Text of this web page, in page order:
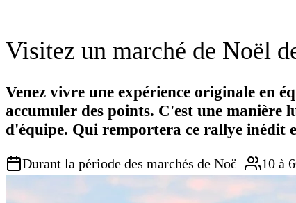
Visitez un marché de Noël
Venez vivre une expérience originale en
accumuler des points. C'est une
d'équipe. Qui remportera ce rallye inédit
Durant la période des marchés de Noël 10 à